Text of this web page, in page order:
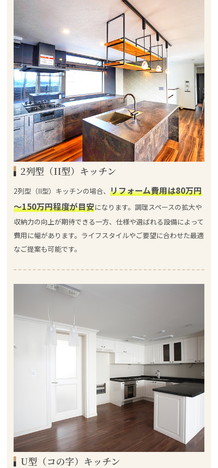
2列型（II型）キッチン
2列型（II型）キッチンの場合、 リフォーム費用は80万円
～150万円程度が目安になります。調理スペースの拡大や
収納力の向上が期待できる一方、仕様や選ばれる設備によって
費用に幅があります。ライフスタイルやご要望に合わせた最適
なご提案も可能です。
U型（コの字）キッチン